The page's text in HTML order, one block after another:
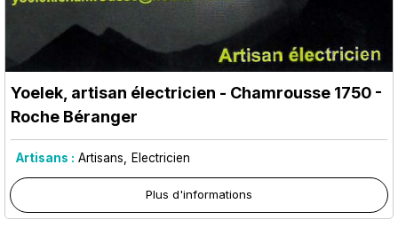
Yoelek, artisan électricien - Chamrousse 1750 -
Roche Béranger
Artisans : Artisans Electricien
Plus d'informations